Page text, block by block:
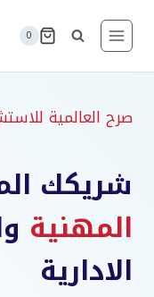
إلى
المحتوى 0
صرح العالمية
شريكك
المهنية
الادارية